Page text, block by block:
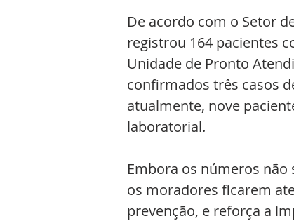
De acordo com o Setor
registrou 164 pacientes
Unidade de Pronto
confirmados três casos
atualmente, nove
laboratorial.
Embora os números
os moradores ficarem
prevenção, e reforça a